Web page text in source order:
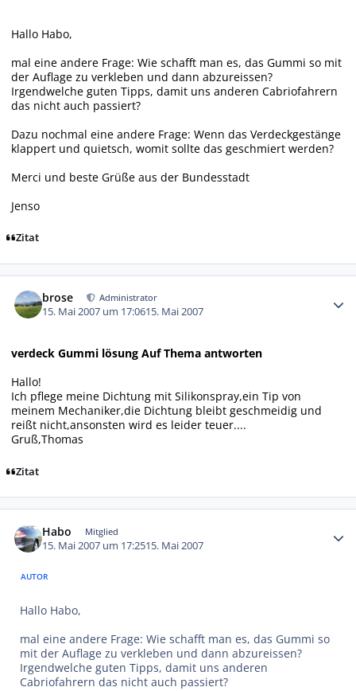
Hallo Habo,
mal eine andere Frage: Wie schafft man es, das Gummi so mit
der Auflage zu verkleben und dann abzureissen?
Irgendwelche guten Tipps, damit uns anderen Cabriofahrern
das nicht auch passiert?
Dazu nochmal eine andere Frage: Wenn das Verdeckgestänge
klappert und quietsch, womit sollte das geschmiert werden?
Merci und beste Grüße aus der Bundesstadt
Jenso
Zitat
brose Administrator
15. Mai 2007 um 17:0615. Mai 2007
verdeck Gummi lösung Auf Thema antworten
Hallo!
Ich pflege meine Dichtung mit Silikonspray,ein Tip von
meinem Mechaniker,die Dichtung bleibt geschmeidig und
reißt nicht,ansonsten wird es leider teuer....
Gruß,Thomas
Zitat
Habo Mitglied
15. Mai 2007 um 17:2515. Mai 2007
AUTOR
Hallo Habo,
mal eine andere Frage: Wie schafft man es, das Gummi so
mit der Auflage zu verkleben und dann abzureissen?
Irgendwelche guten Tipps, damit uns anderen
Cabriofahrern das nicht auch passiert?